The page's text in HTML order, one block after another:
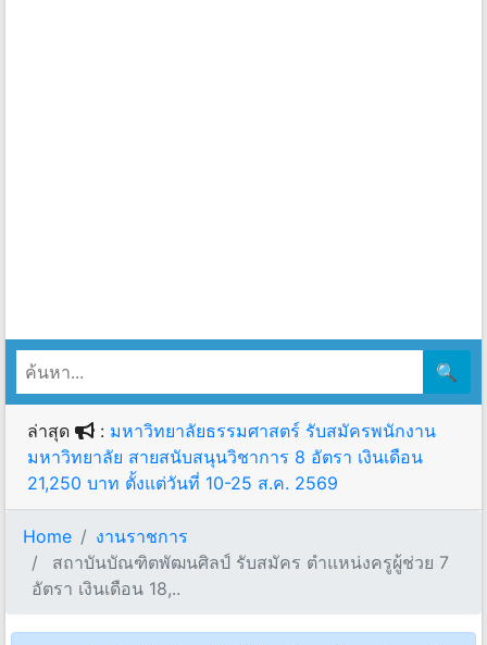
🔍
ล่าสุด : มหาวิทยาลัยธรรมศาสตร์ รับสมัครพนักงาน
มหาวิทยาลัย สายสนับสนุนวิชาการ 8 อัตรา เงินเดือน
21,250 บาท ตั้งแต่วันที่ 10-25 ส.ค. 2569
Home
งานราชการ
สถาบันบัณฑิตพัฒนศิลป์ รับสมัคร ตำแหน่งครูผู้ช่วย 7
อัตรา เงินเดือน 18,..